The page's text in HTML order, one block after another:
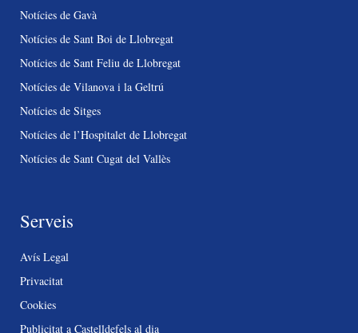
Notícies de Gavà
Notícies de Sant Boi de Llobregat
Notícies de Sant Feliu de Llobregat
Notícies de Vilanova i la Geltrú
Notícies de Sitges
Notícies de l’Hospitalet de Llobregat
Notícies de Sant Cugat del Vallès
Serveis
Avís Legal
Privacitat
Cookies
Publicitat a Castelldefels al dia